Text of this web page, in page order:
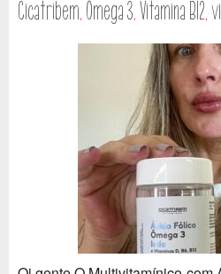
Cicatribem, Ômega 3,Vitamina B12,